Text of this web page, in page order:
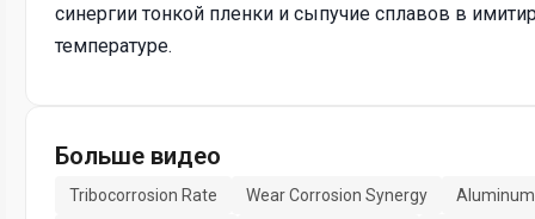
синергии тонкой пленки и сыпучие сплавов в
температуре.
Больше видео
Tribocorrosion Rate Wear Corrosion Synergy